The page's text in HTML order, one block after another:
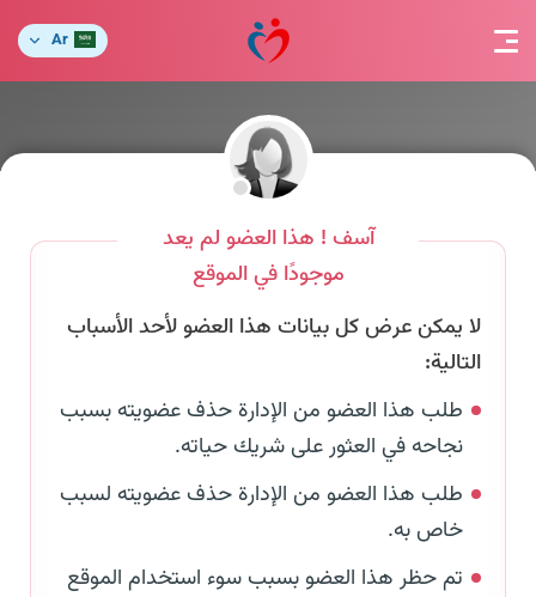
Ar
آسف ! هذا العضو لم يعد
موجودًا في الموقع
لا يمكن عرض كل بيانات هذا العضو لأحد الأسباب
التالية:
طلب هذا العضو من الإدارة حذف عضويته بسبب
نجاحه في العثور على شريك حياته.
طلب هذا العضو من الإدارة حذف عضويته لسبب
خاص به.
تم حظر هذا العضو بسبب سوء استخدام الموقع